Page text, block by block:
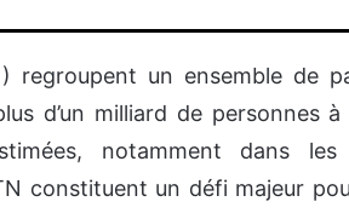
regroupent un ensemble de
d’un milliard de personnes
notamment dans
constituent un défi majeur